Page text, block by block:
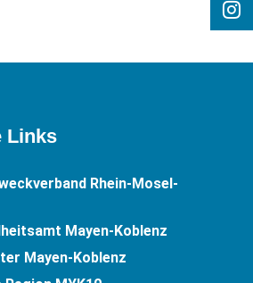
Links
Rhein-Mosel-
Mayen-Koblenz
Mayen-Koblenz